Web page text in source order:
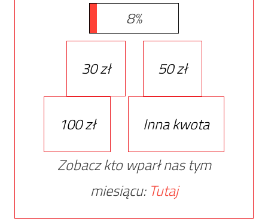
8%
30 zł 50 zł
100 zł
Inna kwota
Zobacz kto wparł nas tym
miesiącu: Tutaj